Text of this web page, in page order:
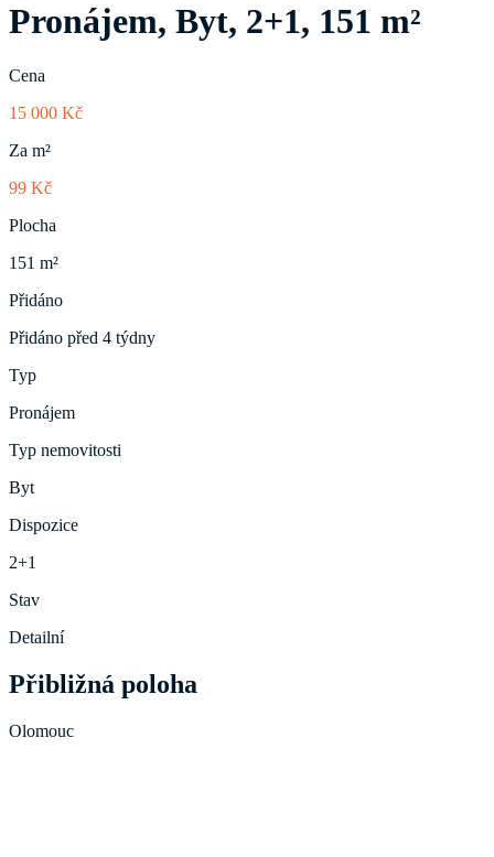
Pronájem, Byt, 2+1, 151 m²
Cena
15 000 Kč
Za m²
99 Kč
Plocha
151 m²
Přidáno
Přidáno před 4 týdny
Typ
Pronájem
Typ nemovitosti
Byt
Dispozice
2+1
Stav
Detailní
Přibližná poloha
Olomouc